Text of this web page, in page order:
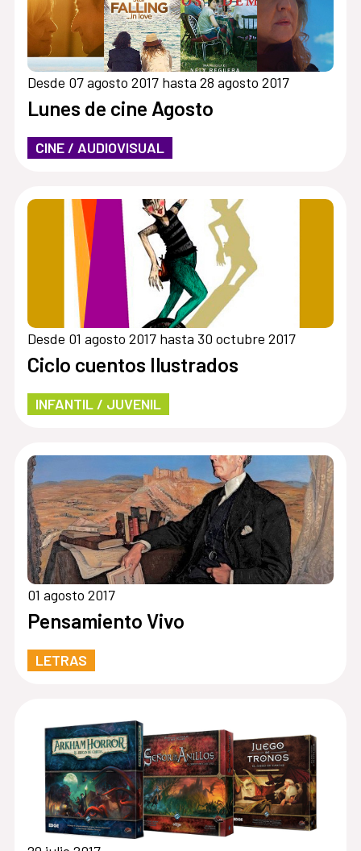
Desde 07 agosto 2017 hasta 28 agosto 2017
Lunes de cine Agosto
CINE / AUDIOVISUAL
Desde 01 agosto 2017 hasta 30 octubre 2017
Ciclo cuentos Ilustrados
INFANTIL / JUVENIL
01 agosto 2017
Pensamiento Vivo
LETRAS